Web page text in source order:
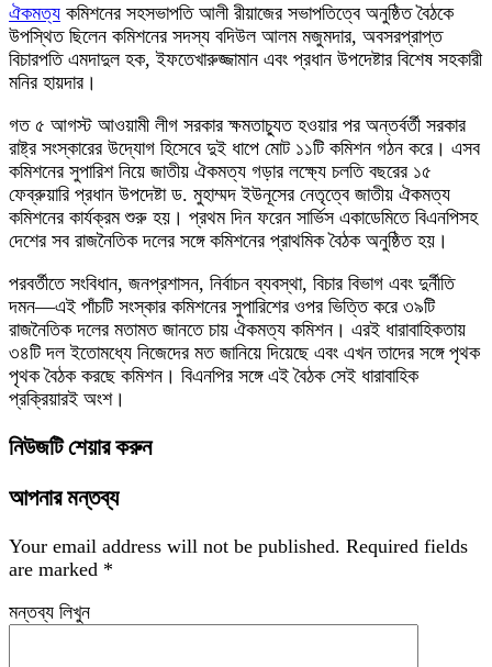
ঐকমত্য কমিশনের সহসভাপতি আলী রীয়াজের সভাপতিত্বে অনুষ্ঠিত বৈঠকে
উপস্থিত ছিলেন কমিশনের সদস্য বদিউল আলম মজুমদার, অবসরপ্রাপ্ত
বিচারপতি এমদাদুল হক, ইফতেখারুজ্জামান এবং প্রধান উপদেষ্টার বিশেষ সহকারী
মনির হায়দার।
গত ৫ আগস্ট আওয়ামী লীগ সরকার ক্ষমতাচ্যুত হওয়ার পর অন্তর্বর্তী সরকার
রাষ্ট্র সংস্কারের উদ্যোগ হিসেবে দুই ধাপে মোট ১১টি কমিশন গঠন করে। এসব
কমিশনের সুপারিশ নিয়ে জাতীয় ঐকমত্য গড়ার লক্ষ্যে চলতি বছরের ১৫
ফেব্রুয়ারি প্রধান উপদেষ্টা ড. মুহাম্মদ ইউনূসের নেতৃত্বে জাতীয় ঐকমত্য
কমিশনের কার্যক্রম শুরু হয়। প্রথম দিন ফরেন সার্ভিস একাডেমিতে বিএনপিসহ
দেশের সব রাজনৈতিক দলের সঙ্গে কমিশনের প্রাথমিক বৈঠক অনুষ্ঠিত হয়।
পরবর্তীতে সংবিধান, জনপ্রশাসন, নির্বাচন ব্যবস্থা, বিচার বিভাগ এবং দুর্নীতি
দমন—এই পাঁচটি সংস্কার কমিশনের সুপারিশের ওপর ভিত্তি করে ৩৯টি
রাজনৈতিক দলের মতামত জানতে চায় ঐকমত্য কমিশন। এরই ধারাবাহিকতায়
৩৪টি দল ইতোমধ্যে নিজেদের মত জানিয়ে দিয়েছে এবং এখন তাদের সঙ্গে পৃথক
পৃথক বৈঠক করছে কমিশন। বিএনপির সঙ্গে এই বৈঠক সেই ধারাবাহিক
প্রক্রিয়ারই অংশ।
নিউজটি শেয়ার করুন
আপনার মন্তব্য
Your email address will not be published. Required fields
are marked *
মন্তব্য লিখুন